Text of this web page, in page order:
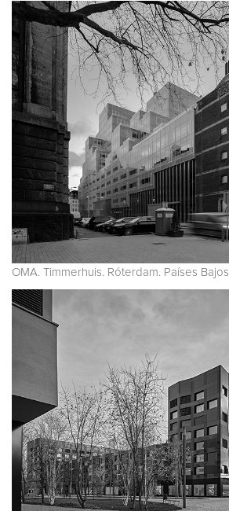
OMA. Timmerhuis. Róterdam. Países Bajos